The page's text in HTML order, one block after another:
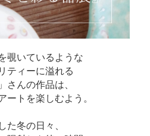
覗いているような
ティーに溢れる
さんの作品は、
ートを楽しむよう。
た冬の日々、